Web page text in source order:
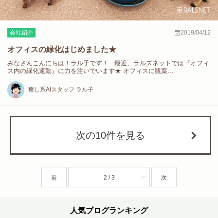
会社紹介 2019/04/12
オフィスの緑化はじめました★
みなさんこんにちは！ラル子です！ 最近、ラルズネットでは『オフィ
ス内の緑化運動』に力を注いでいます★ オフィスに観葉…
癒し系AIスタッフ ラル子
次の10件を見る
前 2 / 3 次
人気ブログランキング